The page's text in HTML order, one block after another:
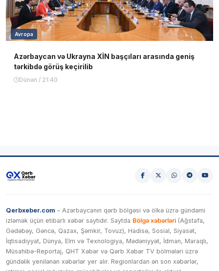
Avropa
Azərbaycan və Ukrayna XİN başçıları arasında geniş
tərkibdə görüş keçirilib
Dünən / 21:40
Qerbxeber.com – Azərbaycanın qərb bölgəsi və ölkə üzrə gündəmi
izləmək üçün etibarlı xəbər saytıdır. Saytda Bölgə xəbərləri (Ağstafa,
Gədəbəy, Gəncə, Qazax, Şəmkir, Tovuz), Hadisə, Sosial, Siyasət,
İqtisadiyyat, Dünya, Elm və Texnologiya, Mədəniyyət, İdman, Maraqlı,
Müsahibə-Reportaj, QHT Xəbər və Qərb Xəbər TV bölmələri üzrə
gündəlik yenilənən xəbərlər yer alır. Regionlardan ən son xəbərlər,